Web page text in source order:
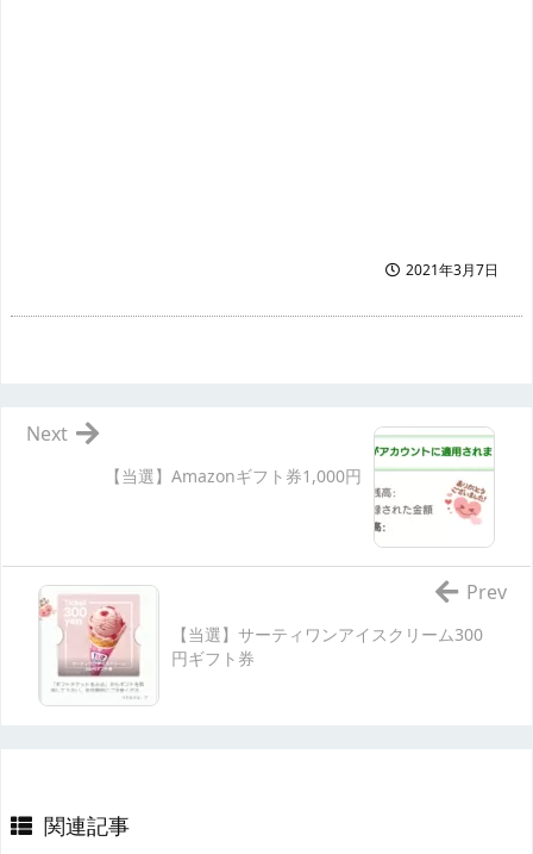
2021年3月7日
【当選】Amazonギフト券1,000円
Next
【当選】サーティワンアイスクリーム300
円ギフト券
Prev
関連記事